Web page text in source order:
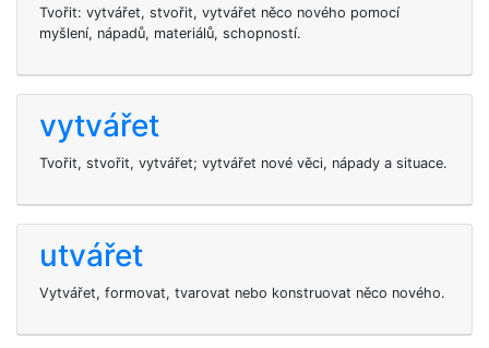
Tvořit: vytvářet, stvořit, vytvářet něco nového pomocí
myšlení, nápadů, materiálů, schopností.
vytvářet
Tvořit, stvořit, vytvářet; vytvářet nové věci, nápady a situace.
utvářet
Vytvářet, formovat, tvarovat nebo konstruovat něco nového.